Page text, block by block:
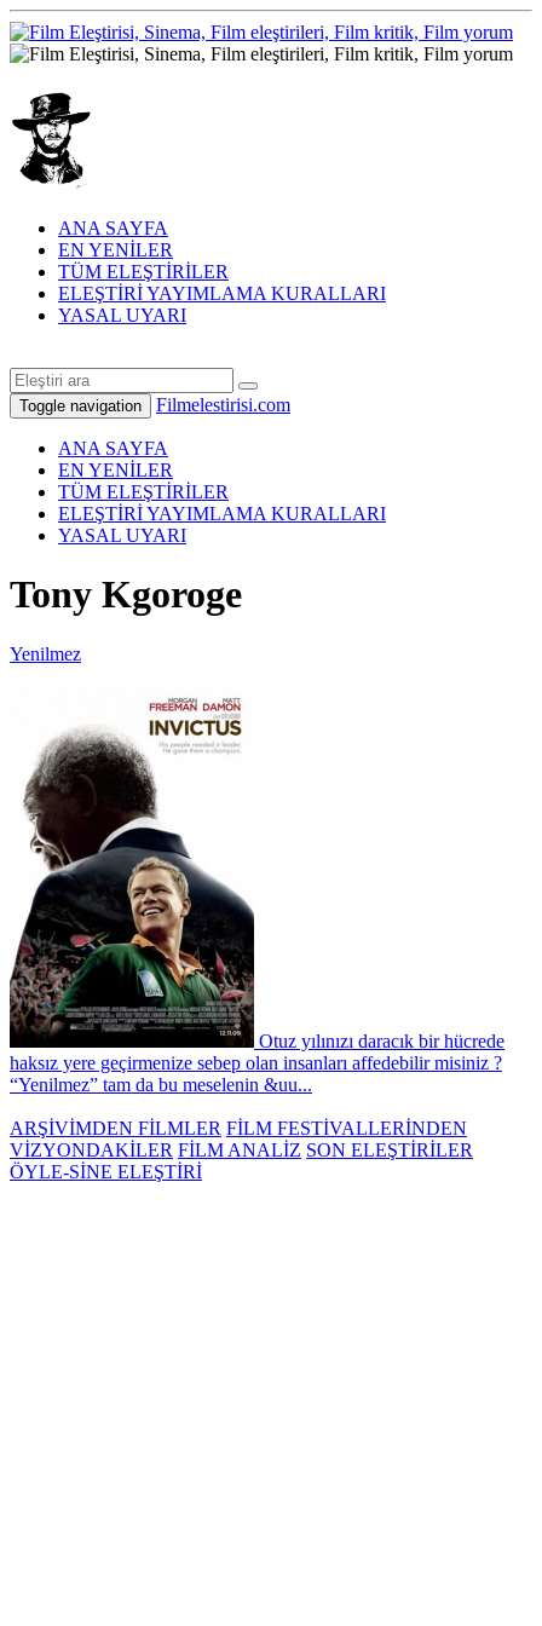
ANA SAYFA
EN YENİLER
TÜM ELEŞTİRİLER
ELEŞTİRİ YAYIMLAMA KURALLARI
YASAL UYARI
Toggle navigation Filmelestirisi.com
ANA SAYFA
EN YENİLER
TÜM ELEŞTİRİLER
ELEŞTİRİ YAYIMLAMA KURALLARI
YASAL UYARI
Tony Kgoroge
Yenilmez
Otuz yılınızı daracık bir hücrede
haksız yere geçirmenize sebep olan insanları affedebilir misiniz ?
“Yenilmez” tam da bu meselenin &uu...
ARŞİVİMDEN FİLMLER FİLM FESTİVALLERİNDEN
VİZYONDAKİLER FİLM ANALİZ SON ELEŞTİRİLER
ÖYLE-SİNE ELEŞTİRİ